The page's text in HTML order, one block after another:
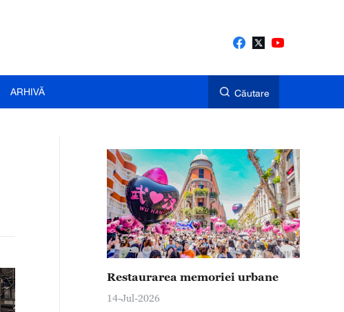
ARHIVĂ Căutare
Restaurarea memoriei urbane
14-Jul-2026